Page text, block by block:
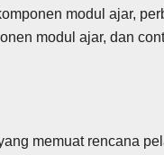
modul ajar,
modul ajar, dan
memuat rencana